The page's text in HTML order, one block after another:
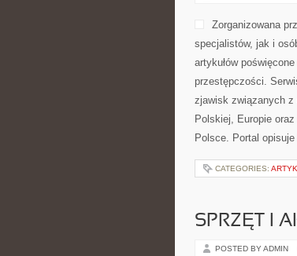
Zorganizowana
specjalistów, jak i
artykułów
przestępczości.
zjawisk związanych z
Polskiej, Europie
Polsce. Portal
CATEGORIES:
SPRZĘT I
POSTED BY ADMIN